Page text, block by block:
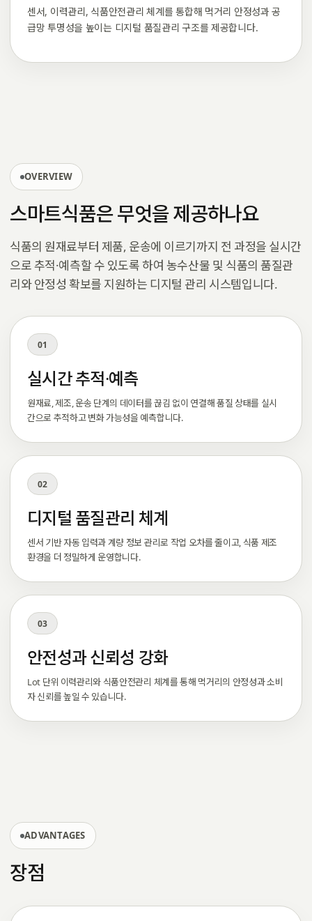
센서, 이력관리, 식품안전관리 체계를 통합해 먹거리 안정성과 공
급망 투명성을 높이는 디지털 품질관리 구조를 제공합니다.
OVERVIEW
스마트식품은 무엇을 제공하나요
식품의 원재료부터 제품, 운송에 이르기까지 전 과정을 실시간
으로 추적·예측할 수 있도록 하여 농수산물 및 식품의 품질관
리와 안정성 확보를 지원하는 디지털 관리 시스템입니다.
01
실시간 추적·예측
원재료, 제조, 운송 단계의 데이터를 끊김 없이 연결해 품질 상태를 실시
간으로 추적하고 변화 가능성을 예측합니다.
02
디지털 품질관리 체계
센서 기반 자동 입력과 계량 정보 관리로 작업 오차를 줄이고, 식품 제조
환경을 더 정밀하게 운영합니다.
03
안전성과 신뢰성 강화
Lot 단위 이력관리와 식품안전관리 체계를 통해 먹거리의 안정성과 소비
자 신뢰를 높일 수 있습니다.
ADVANTAGES
장점